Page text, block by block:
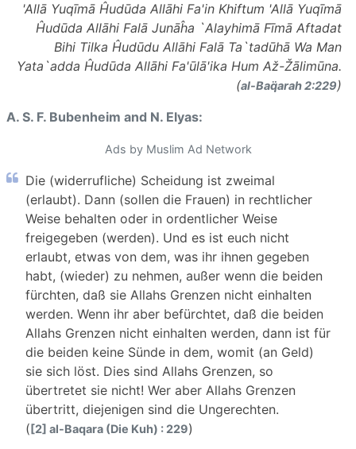
'Allā Yuqīmā Ĥudūda Allāhi Fa'in Khiftum 'Allā Yuqīmā
Ĥudūda Allāhi Falā Junāĥa `Alayhimā Fīmā Aftadat
Bihi Tilka Ĥudūdu Allāhi Falā Ta`tadūhā Wa Man
Yata`adda Ĥudūda Allāhi Fa'ūlā'ika Hum Až-Žālimūna.
(al-Baq̈arah 2:229)
A. S. F. Bubenheim and N. Elyas:
Ads by Muslim Ad Network
Die (widerrufliche) Scheidung ist zweimal
(erlaubt). Dann (sollen die Frauen) in rechtlicher
Weise behalten oder in ordentlicher Weise
freigegeben (werden). Und es ist euch nicht
erlaubt, etwas von dem, was ihr ihnen gegeben
habt, (wieder) zu nehmen, außer wenn die beiden
fürchten, daß sie Allahs Grenzen nicht einhalten
werden. Wenn ihr aber befürchtet, daß die beiden
Allahs Grenzen nicht einhalten werden, dann ist für
die beiden keine Sünde in dem, womit (an Geld)
sie sich löst. Dies sind Allahs Grenzen, so
übertretet sie nicht! Wer aber Allahs Grenzen
übertritt, diejenigen sind die Ungerechten.
([2] al-Baqara (Die Kuh) : 229)